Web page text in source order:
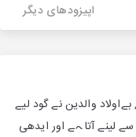
اپیزودهای دیگر
والدین نے گود لیے
لینے آتا ہے اور ایدھی